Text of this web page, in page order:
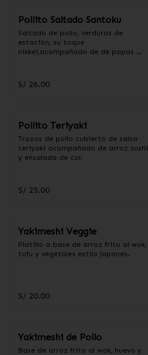
Pollito Saltado Santoku
Saltado de pollo, verduras de
estación, su toque
nikkei,acompañado de de papas
S/ 26.00
Pollito Teriyaki
Trozos de pollo cubierto de salsa
teriyaki acompañado de arroz sushi
y ensalada de col.
S/ 25.00
Yakimeshi Veggie
Platillo a base de arroz frito al wok,
tofu y vegetales estilo japonés.
S/ 20.00
Yakimeshi de Pollo
Base de arroz frito al wok, huevo y